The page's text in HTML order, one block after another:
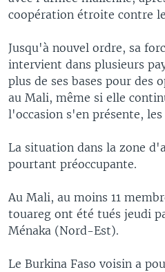
coopération étroite contre
Jusqu'à nouvel ordre, sa
intervient dans plusieurs
plus de ses bases pour des
au Mali, même si elle
l'occasion s'en présente,
La situation dans la zone
pourtant préoccupante.
Au Mali, au moins 11
touareg ont été tués jeudi
Ménaka (Nord-Est).
Le Burkina Faso voisin a